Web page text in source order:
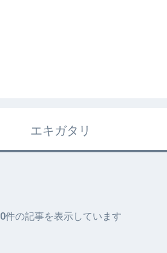
エキガタリ
0件の記事を表示しています